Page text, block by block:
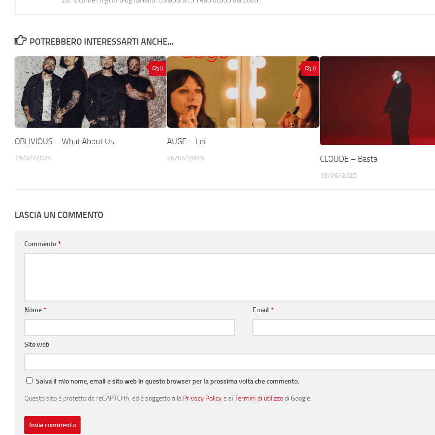
POTREBBERO INTERESSARTI ANCHE...
0
OBLIVIOUS – What About Us
19/07/2024
0
AUGE – Lei
26/04/2025 CLOUDE – Basta
13/06/2025
LASCIA UN COMMENTO
Commento*
Nome* Email*
Sito web
Salva il mio nome, email e sito web in questo browser per la prossima volta che commento.
Questo sito è protetto da reCAPTCHA, ed è soggetto alla Privacy Policye ai Termini di utilizzodi Google.